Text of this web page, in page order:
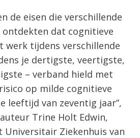
de eisen die verschillende
ontdekten dat cognitieve
werk tijdens verschillende
je dertigste, veertigste,
– verband hield met
op milde cognitieve
leeftijd van zeventig jaar”,
Trine Holt Edwin,
Universitair Ziekenhuis van